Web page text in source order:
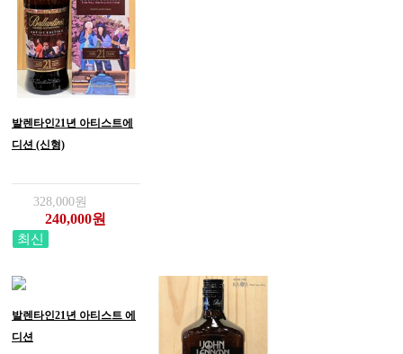
발렌타인21년 아티스트에
디션 (신형)
328,000원
240,000원
최신
발렌타인21년 아티스트 에
디션